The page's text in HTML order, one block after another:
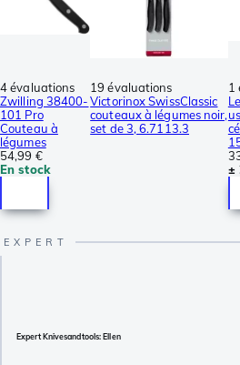
4 évaluations
Zwilling 38400-
101 Pro
Couteau à
légumes
54,99 €
En stock
19 évaluations
Victorinox SwissClassic
couteaux à légumes noir,
set de 3, 6.7113.3
1
±
Expert Knivesandtools: Ellen